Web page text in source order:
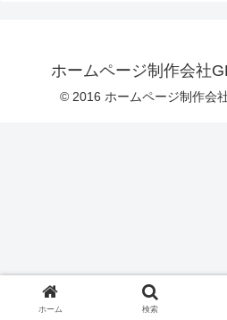
ホームページ制作会社
© 2016 ホームページ制作会
ホーム 検索